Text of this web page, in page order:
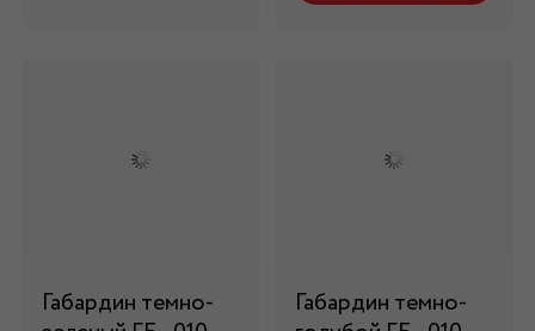
Габардин темно-
Габардин темно-